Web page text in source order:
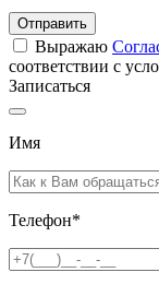
Отправить
Выражаю
соответствии с
Записаться
Имя
Телефон*